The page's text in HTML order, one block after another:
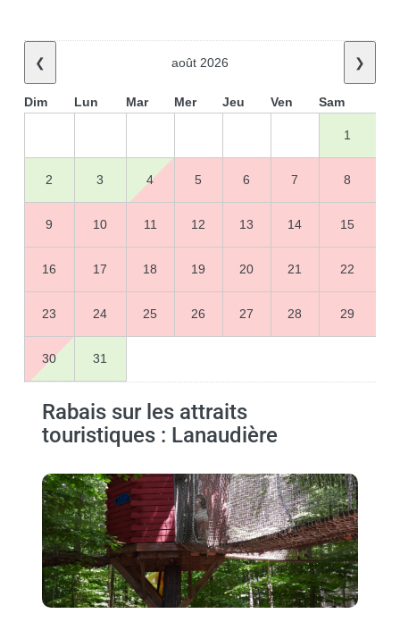
❮ août 2026 ❯
Dim Lun Mar Mer Jeu Ven Sam
1
2 3 4 5 6 7 8
9 10 11 12 13 14 15
16 17 18 19 20 21 22
23 24 25 26 27 28 29
30 31
Rabais sur les attraits
touristiques : Lanaudière